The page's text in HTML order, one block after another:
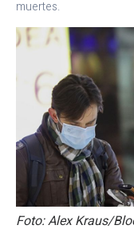
muertes.
Foto: Alex Kraus/